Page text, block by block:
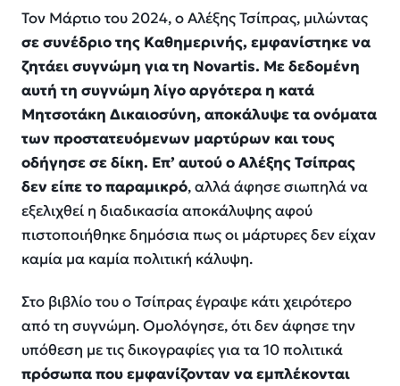
Τον Μάρτιο του 2024, ο Αλέξης Τσίπρας, μιλώντας
σε συνέδριο της Καθημερινής, εμφανίστηκε να
ζητάει συγνώμη για τη Novartis. Με δεδομένη
αυτή τη συγνώμη λίγο αργότερα η κατά
Μητσοτάκη Δικαιοσύνη, αποκάλυψε τα ονόματα
των προστατευόμενων μαρτύρων και τους
οδήγησε σε δίκη. Επ’ αυτού ο Αλέξης Τσίπρας
δεν είπε το παραμικρό, αλλά άφησε σιωπηλά να
εξελιχθεί η διαδικασία αποκάλυψης αφού
πιστοποιήθηκε δημόσια πως οι μάρτυρες δεν είχαν
καμία μα καμία πολιτική κάλυψη.
Στο βιβλίο του ο Τσίπρας έγραψε κάτι χειρότερο
από τη συγνώμη. Ομολόγησε, ότι δεν άφησε την
υπόθεση με τις δικογραφίες για τα 10 πολιτικά
πρόσωπα που εμφανίζονταν να εμπλέκονται